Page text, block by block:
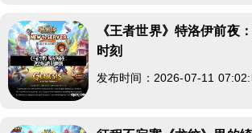
《王者世界》特洛伊前夜
时刻
发布时间：2026-07-11